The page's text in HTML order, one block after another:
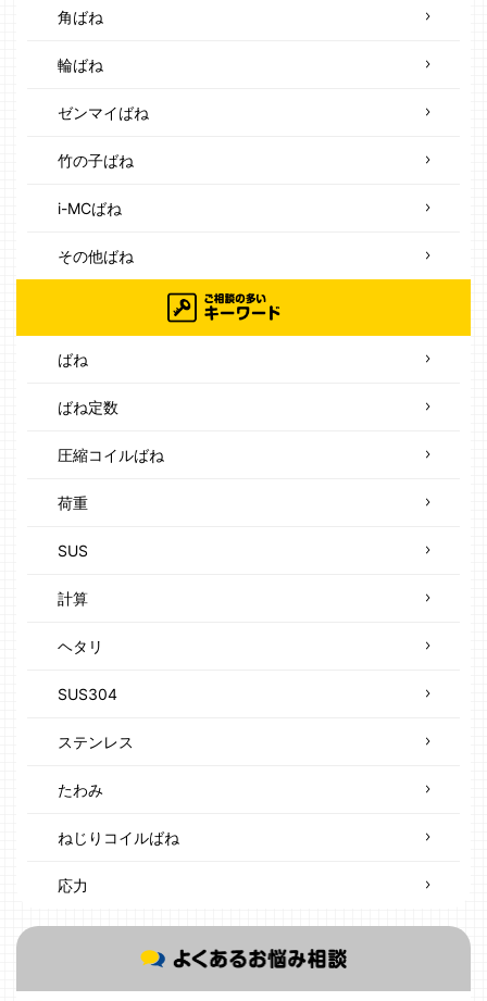
角ばね
輪ばね
ゼンマイばね
竹の子ばね
i-MCばね
その他ばね
ばね
ばね定数
圧縮コイルばね
荷重
SUS
計算
ヘタリ
SUS304
ステンレス
たわみ
ねじりコイルばね
応力